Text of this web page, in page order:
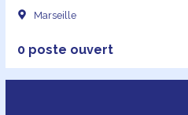
Marseille
0 poste ouvert